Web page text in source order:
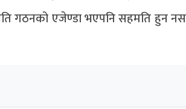
गठनको एजेण्डा भएपनि सहमति हुन